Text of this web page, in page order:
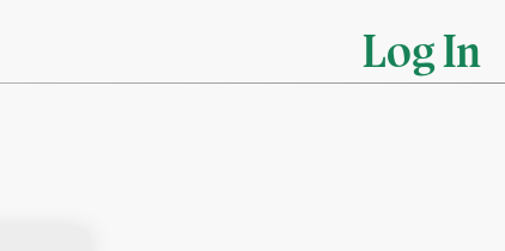
Log In